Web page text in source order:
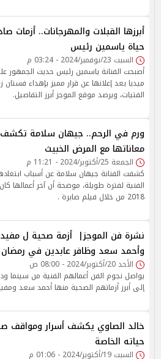
أبرزها القبلات والمهرجانات.. أزمات
حياة ياسمين رئيس
السبت 23/نوفمبر/2024 - 03:24 م
أصبحت الفنانة ياسمين رئيس حديث الجمهور
ميديا بعد إعلانها عن قرار مميز بإهداء فستان
الفتيات، ويرصد موقع الموجز أبرز التفاصيل.
ورم في الرحم.. جيهان سلامة تكشف
معاناتها مع المرض الخبيث
الجمعة 25/أكتوبر/2024 - 11:21 م
كشفت الفنانة جيهان سلامة عن أسباب
الفنية لفترة طويلة، موضحة أن آخر أعمالها
2018 من خلال فيلم صابرة .
نشرة فن الموجز| أزمة صحية ل
وأحمد سعد وظافر عابدين في رمضان
الأحد 20/أكتوبر/2024 - 08:00 ص
يواصل نجوم الفن أعمالهم الفنية من سينما
إلى أبرز أزماتهم الصحية منها أحمد سعد
خالد الصاوي يكشف أسرار ومواقف
حياته الخاصة
السبت 19/أكتوبر/2024 - 01:06 م